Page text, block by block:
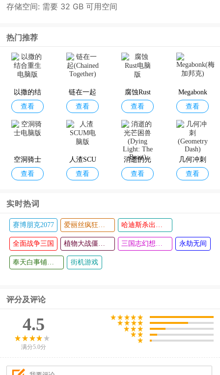
存储空间: 需要 32 GB 可用空间
热门推荐
以撒的结
合重生电
脑版
查看
链在一起
(Chained T
ogether)
查看
腐蚀Rust
电脑版
查看
Megabonk
(梅加邦克)
查看
空洞骑士
电脑版
查看
人渣SCU
M电脑版
查看
消逝的光
芒困兽(Dy
查看
几何冲刺
(Geometry
查看
实时热词
赛博朋克2077 爱丽丝疯狂回归 哈迪斯杀出地狱
全面战争三国 植物大战僵尸电脑版 三国志幻想大陆 永劫无间
奉天白事铺游戏 街机游戏
评分及评论
4.5
满分5.0分